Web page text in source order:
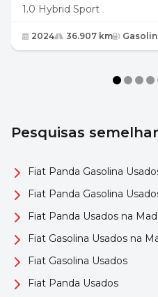
1.0 Hybrid Sport
2024 36.907 km
Pesquisas
Fiat Panda Gasolina
Fiat Panda Gasolina
Fiat Panda Usados na
Fiat Gasolina Usados na
Fiat Gasolina Usados
Fiat Panda Usados